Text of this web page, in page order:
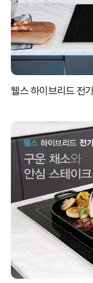
매트리스/프레임
생활/주방가전
Smart Farm
웰스 하이브리드 전